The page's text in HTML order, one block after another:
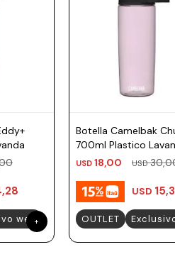
web
Botella Camelbak
700ml Plastico
USD 18,00 USD
USD
OUTLET